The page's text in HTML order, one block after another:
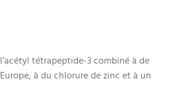
tétrapeptide-3 combiné à de
à du chlorure de zinc et à un